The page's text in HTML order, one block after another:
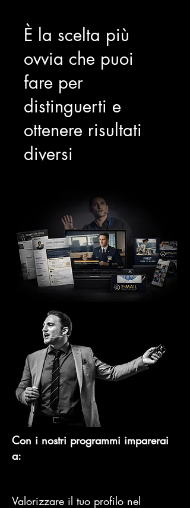
È la scelta più
ovvia che puoi
fare per
distinguerti e
ottenere risultati
diversi
Con i nostri programmi imparerai
a:
Valorizzare il tuo profilo nel